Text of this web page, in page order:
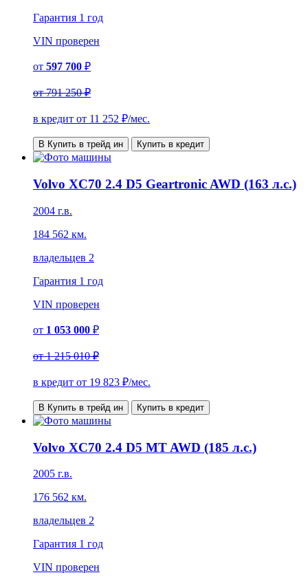
Гарантия 1 год
VIN проверен
от 597 700 ₽
от791 250 ₽
в кредит от 11 252 ₽/мес.
В Купить в трейд ин Купить в кредит
Volvo XC70 2.4 D5 Geartronic AWD (163 л.с.)
2004 г.в.
184 562 км.
владельцев 2
Гарантия 1 год
VIN проверен
от 1 053 000 ₽
от1 215 010 ₽
в кредит от 19 823 ₽/мес.
В Купить в трейд ин Купить в кредит
Volvo XC70 2.4 D5 MT AWD (185 л.с.)
2005 г.в.
176 562 км.
владельцев 2
Гарантия 1 год
VIN проверен